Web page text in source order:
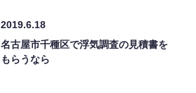
2019.6.18
名古屋市千種区で浮気調査の見積書を
もらうなら